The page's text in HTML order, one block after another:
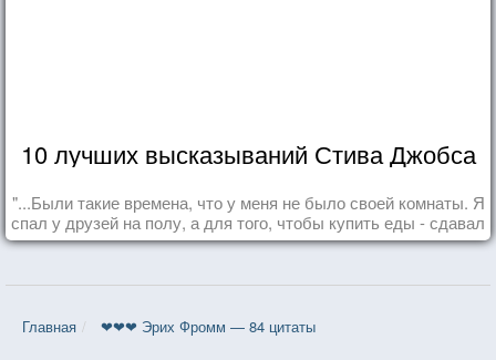
10 лучших высказываний Стива Джобса
"...Были такие времена, что у меня не было своей комнаты. Я
спал у друзей на полу, а для того, чтобы купить еды - сдавал
бутылки из под кока-колы"
Главная ❤❤❤ Эрих Фромм — 84 цитаты